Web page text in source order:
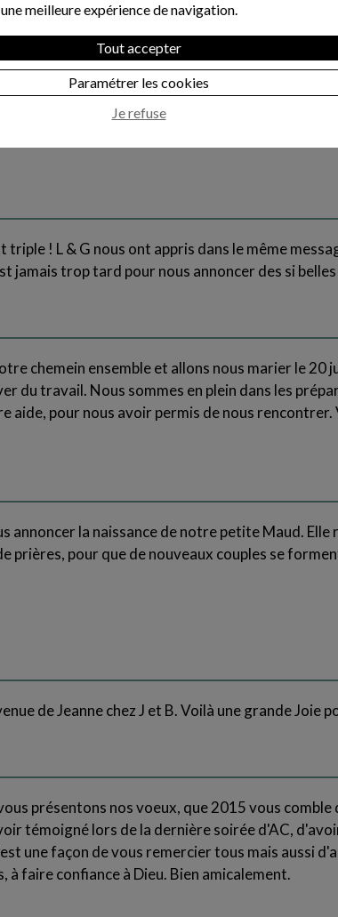
attendant les prochains ! Nous vous remercions
la naissance de Marie. Longue vie à elle !
triple ! L & G nous ont appris dans le même
jamais trop tard pour nous annoncer des si
chemein ensemble et allons nous marier le 20
du travail. Nous sommes en plein dans les
aide, pour nous avoir permis de nous rencontrer.
annoncer la naissance de notre petite Maud.
prières, pour que de nouveaux couples se
de Jeanne chez J et B. Voilà une grande Joie
présentons nos voeux, que 2015 vous comble
témoigné lors de la dernière soirée d'AC,
une façon de vous remercier tous mais aussi
à faire confiance à Dieu. Bien amicalement.
meilleure expérience de navigation.
Tout accepter
Paramétrer les cookies
Je refuse